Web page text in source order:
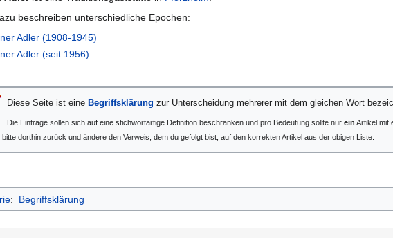
beschreiben unterschiedliche Epochen:
Adler (1908-1945)
Adler (seit 1956)
Diese Seite ist eine Begriffsklärung zur Unterscheidung mehrerer mit dem gleichen Wort
Die Einträge sollen sich auf eine stichwortartige Definition beschränken und pro Bedeutung sollte nur ein Artikel mit
bitte dorthin zurück und ändere den Verweis, dem du gefolgt bist, auf den korrekten Artikel aus der obigen Liste.
: Begriffsklärung